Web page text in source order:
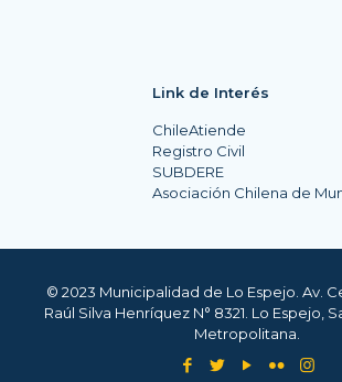
Link de Interés
ChileAtiende
Registro Civil
SUBDERE
Asociación Chilena de
© 2023 Municipalidad de Lo Espejo. Av.
Raúl Silva Henríquez N° 8321. Lo Espejo,
Metropolitana.